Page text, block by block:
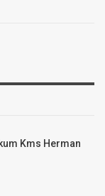
Kms Herman